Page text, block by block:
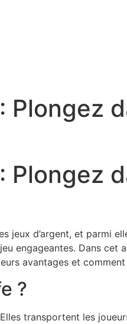
jeux d’argent, et parmi
engageantes. Dans cet
avantages et
?
transportent les